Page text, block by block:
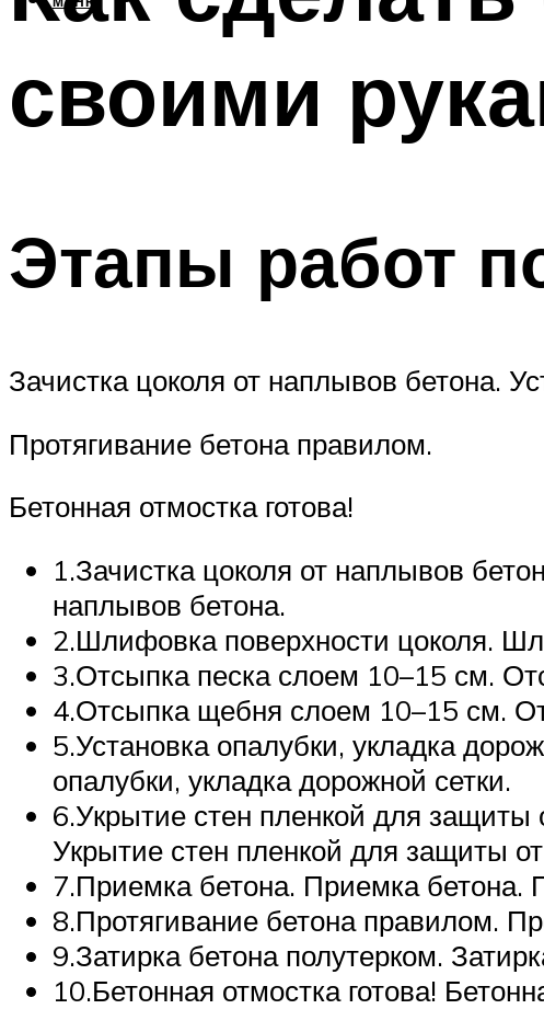
своими
Этапы работ
Зачистка цоколя от наплывов бетона.
Протягивание бетона правилом.
Бетонная отмостка готова!
1.Зачистка цоколя от наплывов
наплывов бетона.
2.Шлифовка поверхности цоколя.
3.Отсыпка песка слоем 10–15 см.
4.Отсыпка щебня слоем 10–15 см.
5.Установка опалубки, укладка
опалубки, укладка дорожной сетки.
6.Укрытие стен пленкой для защиты
Укрытие стен пленкой для защиты
7.Приемка бетона. Приемка бетона.
8.Протягивание бетона правилом.
9.Затирка бетона полутерком.
10.Бетонная отмостка готова!